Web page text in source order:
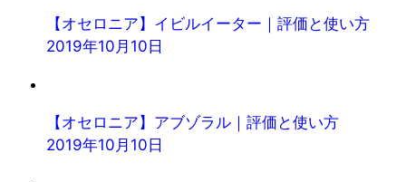
【オセロニア】イビルイーター｜評価と使い方
2019年10月10日
【オセロニア】アブゾラル｜評価と使い方
2019年10月10日